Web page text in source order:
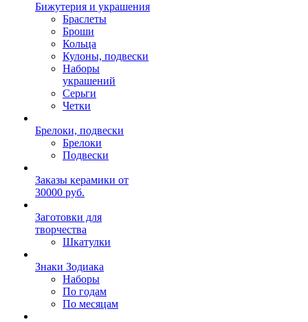
Бижутерия и украшения
Браслеты
Броши
Кольца
Кулоны, подвески
Наборы
украшений
Серьги
Четки
Брелоки, подвески
Брелоки
Подвески
Заказы керамики от
30000 руб.
Заготовки для
творчества
Шкатулки
Знаки Зодиака
Наборы
По годам
По месяцам